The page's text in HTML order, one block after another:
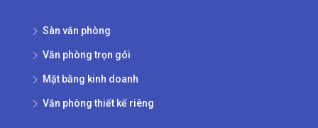
Sàn văn phòng
Văn phòng trọn gói
Mặt bằng kinh doanh
Văn phòng thiết kế riêng